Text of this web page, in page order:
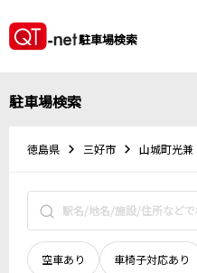
駐車場検索
駐車場検索
徳島県 三好市 山城町光兼
空車あり 車椅子対応あり